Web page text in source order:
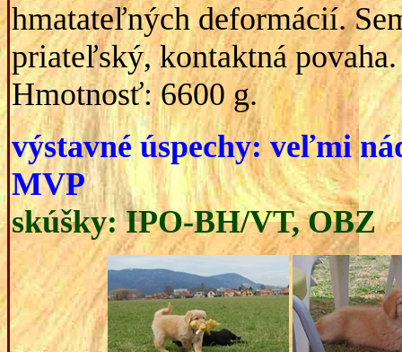
hmatateľných deformácií.
priateľský, kontaktná povaha.
Hmotnosť: 6600 g.
výstavné úspechy: veľmi
MVP
skúšky: IPO-BH/VT, OBZ